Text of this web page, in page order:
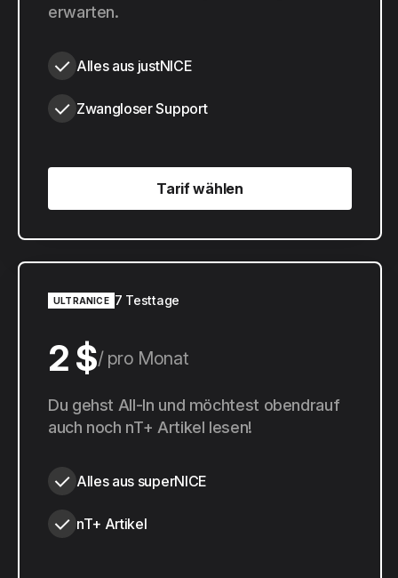
erwarten.
Alles aus justNICE
Zwangloser Support
Tarif wählen
Tarif wählen
ULTRANICE 7 Testtage
2 $ pro Monat
20 $ pro Jahr
Du gehst All-In und möchtest obendrauf
auch noch nT+ Artikel lesen!
Alles aus superNICE
nT+ Artikel